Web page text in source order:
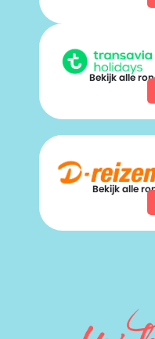
Bekijk alle
Bekijk alle